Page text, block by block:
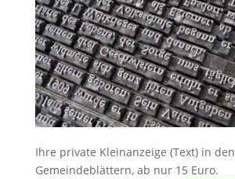
Ihre private Kleinanzeige (Text) in den
Gemeindeblättern, ab nur 15 Euro.